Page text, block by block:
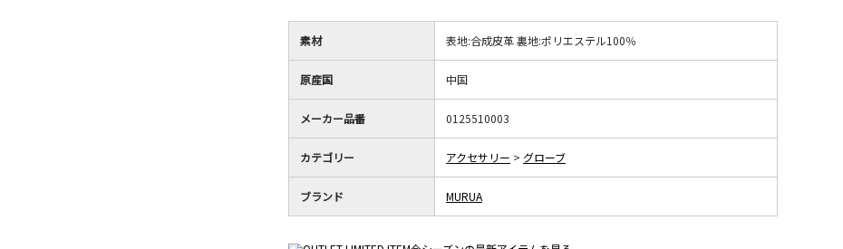
素材 表地:合成皮革 裏地:ポリエステル100％
原産国 中国
メーカー品番 0125510003
カテゴリー アクセサリー > グローブ
ブランド MURUA